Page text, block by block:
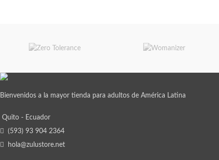
Bienvenidos a la mayor tienda para adultos de América Latina
Quito - Ecuador
(593) 93 904 2364
hola@zulustore.net